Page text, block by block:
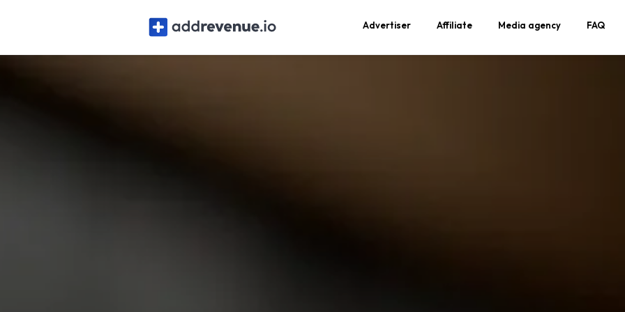
Advertiser Affiliate Media agency FAQ